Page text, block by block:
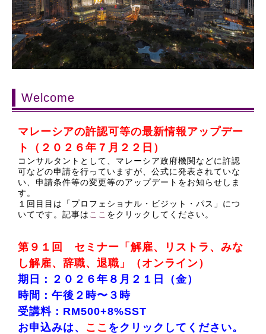
Welcome
マレーシアの許認可等の最新情報アップデー
ト（２０２６年７月２２日）
コンサルタントとして、マレーシア政府機関などに許認
可などの申請を行っていますが、公式に発表されていな
い、申請条件等の変更等のアップデートをお知らせしま
す。
１回目目は「 プロフェショナル・ビジット・パス」につ
いてです。記事は ここ をクリックしてください。
第９１回 セミナー「解雇、リストラ、みな
し解雇、辞職、退職」（オンライン）
期日：２０２６年８月２１日（金）
時間：午後２時〜３時
受講料：RM500+8%SST
お申込みは、 ここ をクリックしてください。